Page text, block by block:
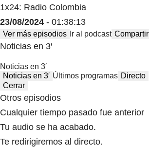
1x24: Radio Colombia
23/08/2024 - 01:38:13
Ver más episodios Ir al podcast Compartir
Noticias en 3′
Noticias en 3′
Noticias en 3′ Últimos programas Directo
Cerrar
Otros episodios
Cualquier tiempo pasado fue anterior
Tu audio se ha acabado.
Te redirigiremos al directo.